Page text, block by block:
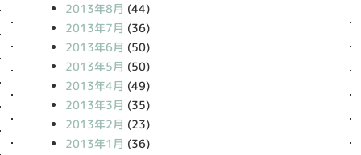
2013年8月 (44)
2013年7月 (36)
2013年6月 (50)
2013年5月 (50)
2013年4月 (49)
2013年3月 (35)
2013年2月 (23)
2013年1月 (36)